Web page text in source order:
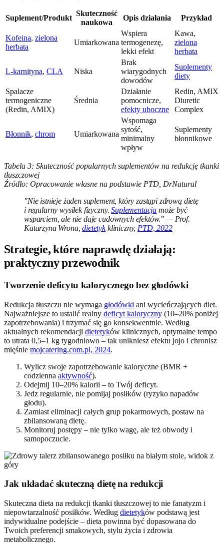
Suplement/Produkt
Skuteczność
naukowa
Opis działania Przykład
Kofeina, zielona
herbata
Umiarkowana
Wspiera
termogenezę,
lekki efekt
Kawa,
zielona
herbata
L-karnityna, CLA Niska
Brak
wiarygodnych
dowodów
Suplementy
diety
Spalacze
termogeniczne
(Redin, AMIX)
Średnia
Działanie
pomocnicze,
efekty uboczne
Redin, AMIX
Diuretic
Complex
Błonnik, chrom Umiarkowana
Wspomaga
sytość,
minimalny
wpływ
Suplementy
błonnikowe
Tabela 3: Skuteczność popularnych suplementów na redukcję tkanki
tłuszczowej
Źródło: Opracowanie własne na podstawie PTD, DrNatural
"Nie istnieje żaden suplement, który zastąpi zdrową dietę
i regularny wysiłek fizyczny.Suplementacja może być
wsparciem, ale nie daje cudownych efektów." — Prof.
Katarzyna Wrona,dietetykkliniczny, PTD, 2022
Strategie, które naprawdę działają:
praktyczny przewodnik
Tworzenie deficytu kalorycznego bez głodówki
Redukcja tłuszczu nie wymaga głodówki ani wycieńczających diet.
Najważniejsze to ustalić realny deficyt kaloryczny (10–20% poniżej
zapotrzebowania) i trzymać się go konsekwentnie. Według
aktualnych rekomendacji dietetyków klinicznych, optymalne tempo
to utrata 0,5–1 kg tygodniowo – tak unikniesz efektu jojo i chronisz
mięśnie mojcatering.com.pl, 2024.
Wylicz swoje zapotrzebowanie kaloryczne (BMR +
codzienna aktywność).
Odejmij 10–20% kalorii – to Twój deficyt.
Jedz regularnie, nie pomijaj posiłków (ryzyko napadów
głodu).
Zamiast eliminacji całych grup pokarmowych, postaw na
zbilansowaną dietę.
Monitoruj postępy – nie tylko wagę, ale też obwody i
samopoczucie.
Jak układać skuteczną dietę na redukcji
Skuteczna dieta na redukcji tkanki tłuszczowej to nie fanatyzm i
niepowtarzalność posiłków. Według dietetyków podstawą jest
indywidualne podejście – dieta powinna być dopasowana do
Twoich preferencji smakowych, stylu życia i zdrowia
metabolicznego.